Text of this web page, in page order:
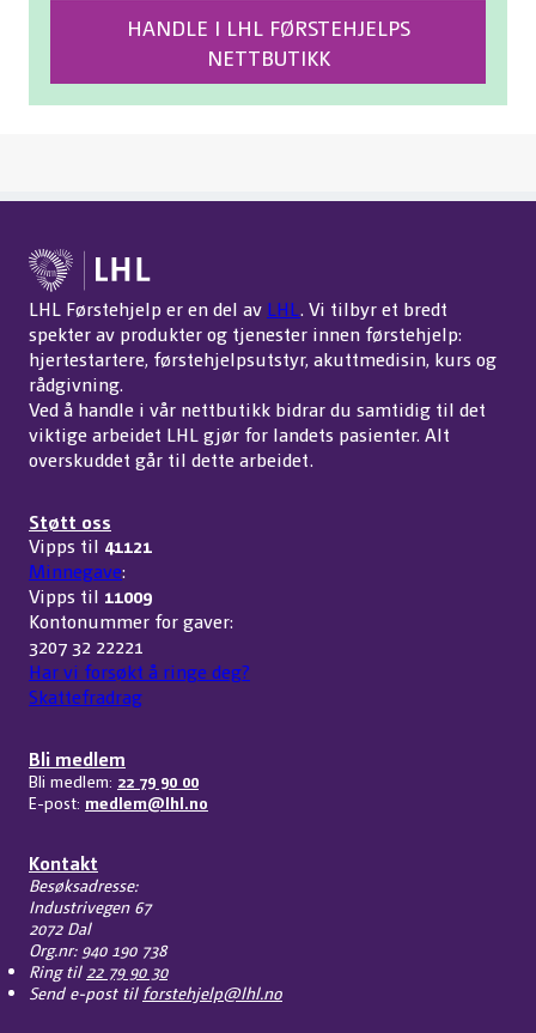
HANDLE I LHL FØRSTEHJELPS
NETTBUTIKK
LHL Førstehjelp er en del av LHL. Vi tilbyr et bredt
spekter av produkter og tjenester innen førstehjelp:
hjertestartere, førstehjelpsutstyr, akuttmedisin, kurs og
rådgivning.
Ved å handle i vår nettbutikk bidrar du samtidig til det
viktige arbeidet LHL gjør for landets pasienter. Alt
overskuddet går til dette arbeidet.
Støtt oss
Vipps til 41121
Minnegave:
Vipps til 11009
Kontonummer for gaver:
3207 32 22221
Har vi forsøkt å ringe deg?
Skattefradrag
Bli medlem
Bli medlem: 22 79 90 00
E-post: medlem@lhl.no
Kontakt
Besøksadresse:
Industrivegen 67
2072 Dal
Org.nr: 940 190 738
Ring til 22 79 90 30
Send e-post til forstehjelp@lhl.no